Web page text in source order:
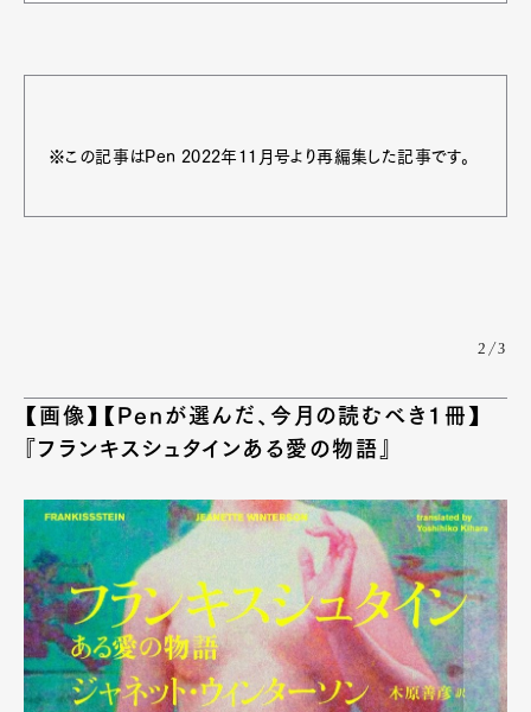
※この記事はPen 2022年11月号より再編集した記事です。
2/3
【画像】【Penが選んだ、今月の読むべき1冊】
『フランキスシュタインある愛の物語』